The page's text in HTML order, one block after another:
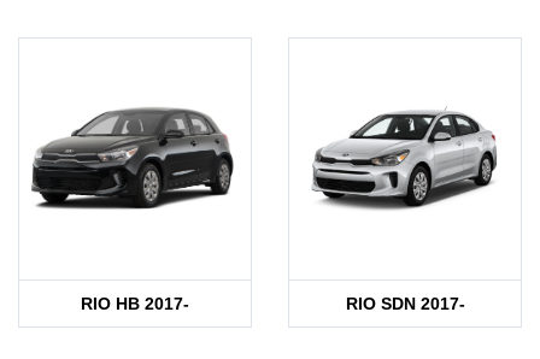
RIO HB 2017- RIO SDN 2017-